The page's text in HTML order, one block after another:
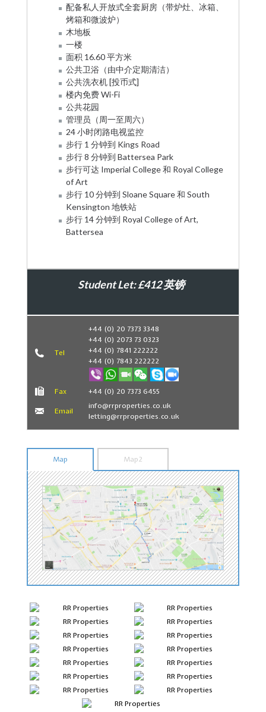
配备私人开放式全套厨房（带炉灶、冰箱、
烤箱和微波炉）
木地板
一楼
面积 16.60 平方米
公共卫浴（由中介定期清洁）
公共洗衣机 [投币式]
楼内免费 Wi-Fi
公共花园
管理员（周一至周六）
24 小时闭路电视监控
步行 1 分钟到 Kings Road
步行 8 分钟到 Battersea Park
步行可达 Imperial College 和 Royal College
of Art
步行 10 分钟到 Sloane Square 和 South
Kensington 地铁站
步行 14 分钟到 Royal College of Art,
Battersea
Student Let: £412 英镑
Book Now
Tel
+44 (0) 20 7373 3348
+44 (0) 2073 73 0323
+44 (0) 7841 222222
+44 (0) 7843 222222
Fax +44 (0) 20 7373 6455
Email
info@rrproperties.co.uk
letting@rrproperties.co.uk
Map Map2